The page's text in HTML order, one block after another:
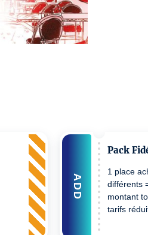
Pack
1 place
différents
montant
tarifs
ADD